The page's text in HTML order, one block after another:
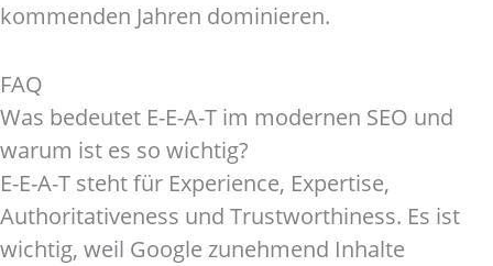
kommenden Jahren dominieren.
FAQ
Was bedeutet E-E-A-T im modernen SEO und
warum ist es so wichtig?
E-E-A-T steht für Experience, Expertise,
Authoritativeness und Trustworthiness. Es ist
wichtig, weil Google zunehmend Inhalte